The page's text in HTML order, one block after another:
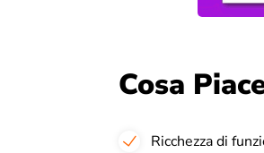
Cosa
Ricchezza di